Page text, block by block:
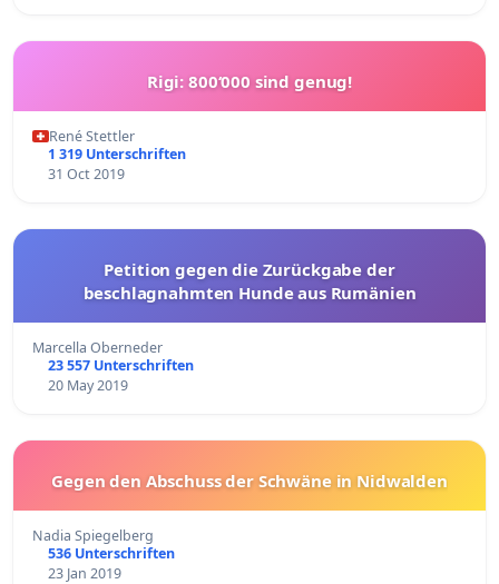
Rigi: 800‘000 sind genug!
René Stettler
1 319 Unterschriften
31 Oct 2019
Petition gegen die Zurückgabe der
beschlagnahmten Hunde aus Rumänien
Marcella Oberneder
23 557 Unterschriften
20 May 2019
Gegen den Abschuss der Schwäne in Nidwalden
Nadia Spiegelberg
536 Unterschriften
23 Jan 2019